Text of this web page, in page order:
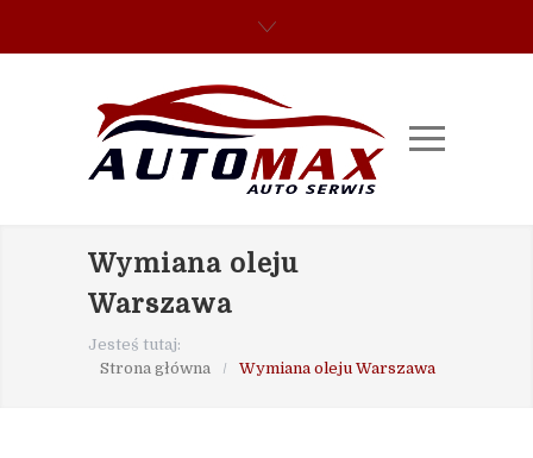
Wymiana oleju
Warszawa
Jesteś tutaj:
Strona główna
/ Wymiana oleju Warszawa